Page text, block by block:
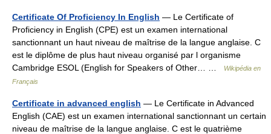
Certificate Of Proficiency In English — Le Certificate of
Proficiency in English (CPE) est un examen international
sanctionnant un haut niveau de maîtrise de la langue anglaise. C
est le diplôme de plus haut niveau organisé par l organisme
Cambridge ESOL (English for Speakers of Other… …
Wikipédia en
Français
Certificate in advanced english — Le Certificate in Advanced
English (CAE) est un examen international sanctionnant un certain
niveau de maîtrise de la langue anglaise. C est le quatrième